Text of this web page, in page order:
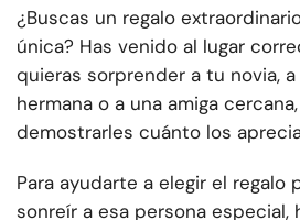
¿Buscas un regalo
única? Has venido al lugar
quieras sorprender a tu novia,
hermana o a una amiga
demostrarles cuánto los
Para ayudarte a elegir el regalo
sonreír a esa persona especial,